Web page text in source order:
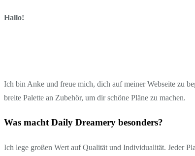
Hallo!
Ich bin Anke und freue mich, dich auf meiner Webseite zu
breite Palette an Zubehör, um dir schöne Pläne zu machen.
Was macht Daily Dreamery besonders?
Ich lege großen Wert auf Qualität und Individualität. Jeder